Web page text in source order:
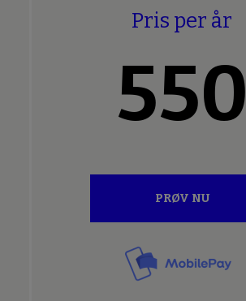
Pris per år
550
PRØV NU